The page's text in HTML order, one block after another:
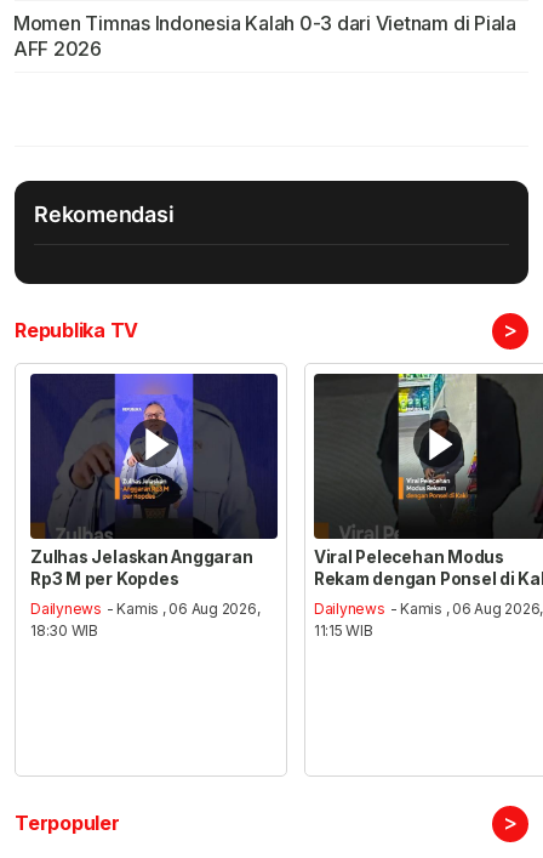
Momen Timnas Indonesia Kalah 0-3 dari Vietnam di Piala
AFF 2026
Rekomendasi
Republika TV >
Zulhas Jelaskan Anggaran
Rp3 M per Kopdes
Dailynews - Kamis , 06 Aug 2026,
18:30 WIB
Viral Pelecehan Modus
Rekam dengan Ponsel di
Dailynews - Kamis , 06 Aug 2026,
11:15 WIB
Terpopuler >